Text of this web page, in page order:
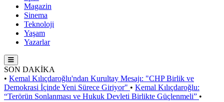
Magazin
Sinema
Teknoloji
Yaşam
Yazarlar
SON DAKİKA
• Kemal Kılıçdaroğlu'ndan Kurultay Mesajı: "CHP Birlik ve
Demokrasi İçinde Yeni Sürece Giriyor" • Kemal Kılıçdaroğlu:
“Terörün Sonlanması ve Hukuk Devleti Birlikte Güçlenmeli” •